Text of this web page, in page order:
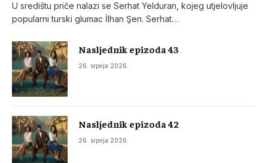
U središtu priče nalazi se Serhat Yelduran, kojeg utjelovljuje
popularni turski glumac İlhan Şen. Serhat…
Nasljednik epizoda 43
26. srpnja 2026.
Nasljednik epizoda 42
26. srpnja 2026.